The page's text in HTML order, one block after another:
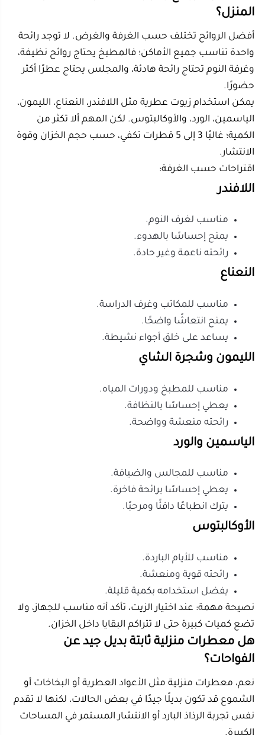
رائحته منعشة وواضحة.
الياسمين والورد
يعطي إحساسًا برائحة فاخرة.
يترك انطباعًا دافئًا ومرحبًا.
الأوكالبتوس
مناسب للأيام الباردة.
تضع كميات كبيرة حتى لا تتراكم البقايا داخل الخزان.
هل معطرات منزلية ثابتة بديل جيد عن
الفواحات؟
نعم، معطرات منزلية مثل الأعواد العطرية أو البخاخات أو
نفس تجربة الرذاذ البارد أو الانتشار المستمر في المساحات
الكبيرة.
الأعواد العطرية مناسبة للمداخل ودورات المياه لأنها لا
تحتاج إلى تشغيل. الشموع مناسبة لأجواء الاسترخاء، لكنها
تحتاج إلى انتباه بسبب النار. البخاخات سريعة لكنها مؤقتة،
متى تختار البدائل؟
إذا كنت تريد رائحة ثابتة دون كهرباء.
إذا كانت المساحة صغيرة.
إذا كنت لا تريد تنظيف جهاز بشكل دوري.
أما إذا أردت حلًا يوميًا لنشر الروائح العطرية في الصالة أو
غرفة المعيشة، فالأجهزة الكهربائية تظل أكثر عملية وثباتًا.
ما أخطاء استخدام الفواحة التي تقلل عمرها؟
الماء أيامًا داخل الخزان، وعدم تنظيف الجهاز بانتظام. هذه
العادات تقلل الأداء وقد تسبب رائحة غير مرغوبة.
عند تنظيف الفواحة، افصلها عن الكهرباء أولًا، ثم أفرغ الماء
المتبقي، وامسح الخزان بقطعة قماش ناعمة. لا تستخدم
أخطاء يجب تجنبها:
استخدام ماء غير نظيف أو عالي الترسبات.
وضع الزيوت الثقيلة مباشرة بكميات كبيرة.
تشغيل الجهاز وهو فارغ.
تركه قريبًا جدًا من الأثاث الخشبي.
نسيان تنظيف فتحة الرذاذ.